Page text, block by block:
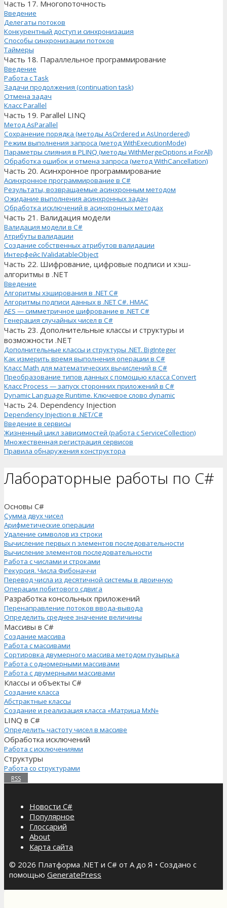
Часть 17. Многопоточность
Введение
Делегаты потоков
Конкурентный доступ и синхронизация
Способы синхронизации потоков
Таймеры
Часть 18. Параллельное программирование
Введение
Работа с Task
Задачи продолжения (continuation task)
Отмена задач
Класс Parallel
Часть 19. Parallel LINQ
Метод AsParallel
Сохранение порядка (методы AsOrdered и AsUnordered)
Режим выполнения запроса (метод WithExecutionMode)
Параметры слияния в PLINQ (методы WithMergeOptions и ForAll)
Обработка ошибок и отмена запроса (метод WithCancellation)
Часть 20. Асинхронное программирование
Асинхронное программирование в C#
Результаты, возвращаемые асинхронным методом
Ожидание выполнения асинхронных задач
Обработка исключений в асинхронных методах
Часть 21. Валидация модели
Валидация модели в C#
Атрибуты валидации
Создание собственных атрибутов валидации
Интерфейс IValidatableObject
Часть 22. Шифрование, цифровые подписи и хэш-
алгоритмы в .NET
Введение
Алгоритмы хэширования в .NET C#
Алгоритмы подписи данных в .NET C#. HMAC
AES — симметричное шифрование в .NET C#
Генерация случайных чисел в C#
Часть 23. Дополнительные классы и структуры и
возможности .NET
Дополнительные классы и структуры .NET. BigInteger
Как измерить время выполнения операции в C#
Класс Math для математических вычислений в C#
Преобразование типов данных с помощью класса Convert
Класс Process — запуск сторонних приложений в C#
Dynamic Language Runtime. Ключевое слово dynamic
Часть 24. Dependency Injection
Dependency Injection в .NET/C#
Введение в сервисы
Жизненный цикл зависимостей (работа с ServiceCollection)
Множественная регистрация сервисов
Правила обнаружения конструктора
Лабораторные работы по C#
Основы C#
Сумма двух чисел
Арифметические операции
Удаление символов из строки
Вычисление первых n элементов последовательности
Вычисление элементов последовательности
Работа с числами и строками
Рекурсия. Числа Фибоначчи
Перевод числа из десятичной системы в двоичную
Операции побитового сдвига
Разработка консольных приложений
Перенаправление потоков ввода-вывода
Определить среднее значение величины
Массивы в C#
Создание массива
Работа с массивами
Сортировка двумерного массива методом пузырька
Работа с одномерными массивами
Работа с двумерными массивами
Классы и объекты C#
Создание класса
Абстрактные классы
Создание и реализация класса «Матрица MxN»
LINQ в C#
Определить частоту чисел в массиве
Обработка исключений
Работа с исключениями
Структуры
Работа со структурами
RSS
Новости C#
Популярное
Глоссарий
About
Карта сайта
© 2026 Платформа .NET и C# от А до Я • Создано с
помощью GeneratePress